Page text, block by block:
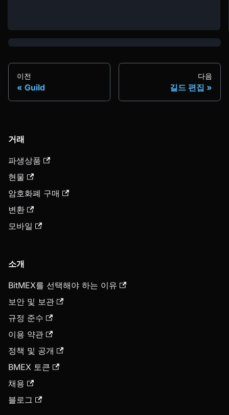
이전
Guild
다음
길드 편집
거래
파생상품
현물
암호화폐 구매
변환
모바일
소개
BitMEX를 선택해야 하는 이유
보안 및 보관
규정 준수
이용 약관
정책 및 공개
BMEX 토큰
채용
블로그